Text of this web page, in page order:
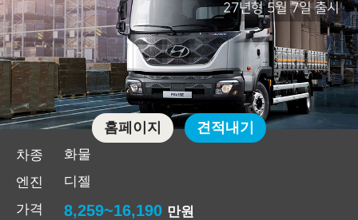
27년형 5월 7일 출시
차종
화물
엔진
디젤
가격
8,259~16,190 만원
홈페이지 견적내기